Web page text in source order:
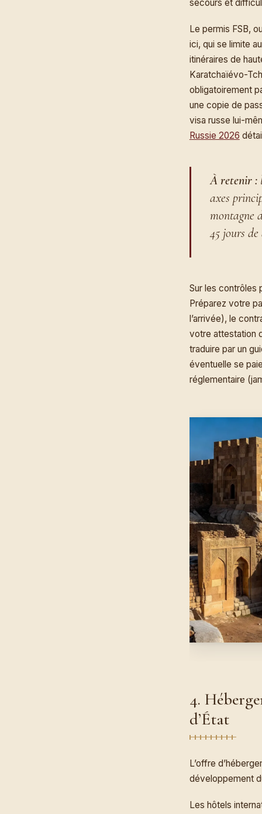
secours et
Le permis FSB,
ici, qui se limite
itinéraires de
Karatchaïévo-
obligatoirement
une copie de
visa russe lui-
Russie 2026
À retenir :
axes
montagne
45 jours
Sur les contrôles
Préparez votre
l’arrivée), le
votre attestation
traduire par un
éventuelle se
réglementaire
4.
d’État
L’offre
développement
Les hôtels